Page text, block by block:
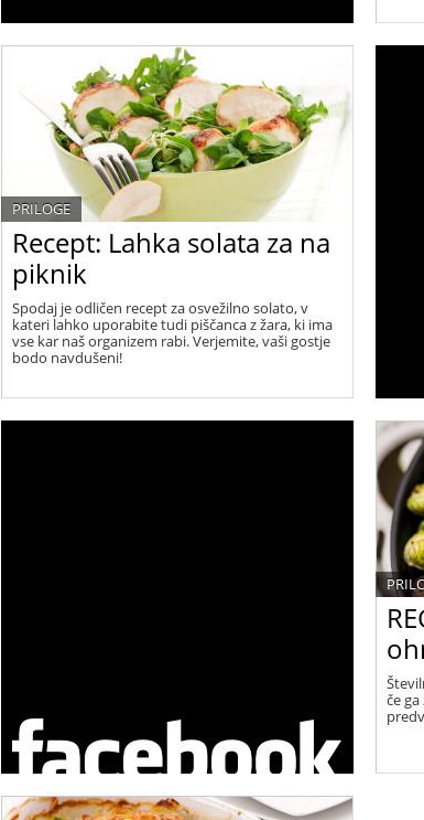
Recept: Lahka solata za na
piknik
PRILOGE
Spodaj je odličen recept za osvežilno solato, v
kateri lahko uporabite tudi piščanca z žara, ki ima
vse kar naš organizem rabi. Verjemite, vaši gostje
bodo navdušeni!
če